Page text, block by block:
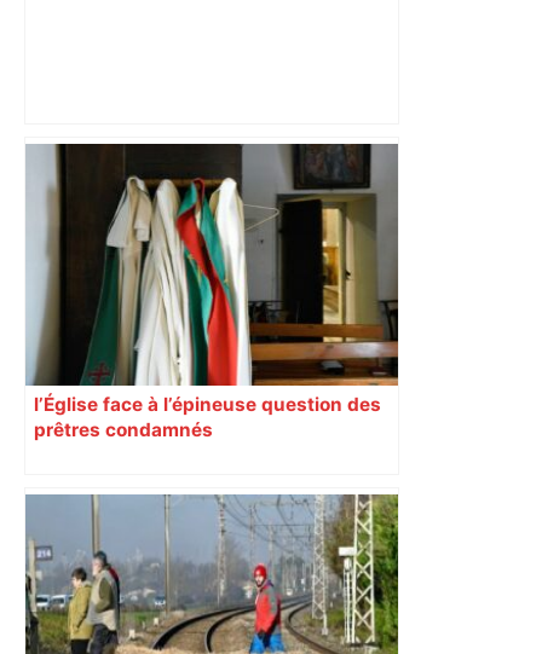
Toulouse. Un incendie se déclare dans
un bâtiment désaffecté : une
cinquantaine de migrants évacuée –
l’Église face à l’épineuse question des
prêtres condamnés